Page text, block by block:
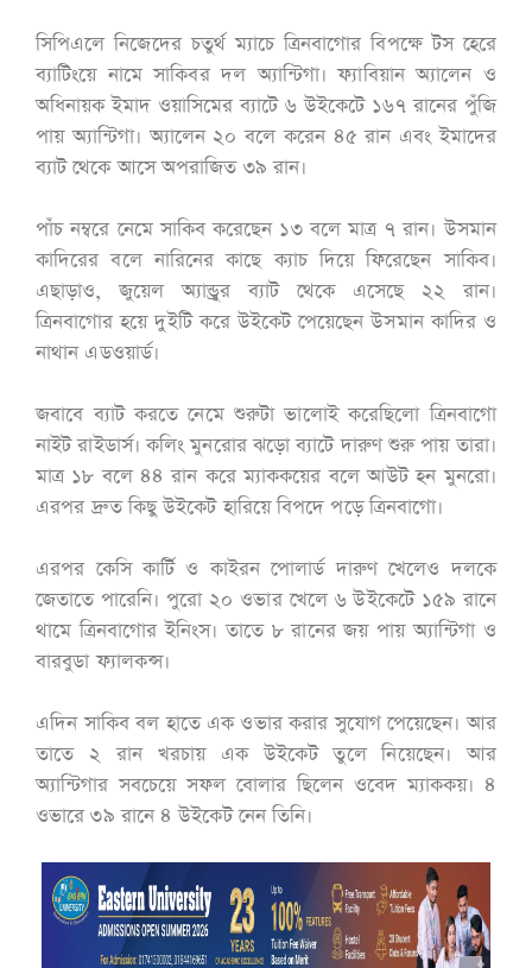
সিপিএলে নিজেদের চতুর্থ ম্যাচে ত্রিনবাগোর বিপক্ষে টস হেরে
ব্যাটিংয়ে নামে সাকিবর দল অ্যান্টিগা। ফ্যাবিয়ান অ্যালেন ও
অধিনায়ক ইমাদ ওয়াসিমের ব্যাটে ৬ উইকেটে ১৬৭ রানের পুঁজি
পায় অ্যান্টিগা। অ্যালেন ২০ বলে করেন ৪৫ রান এবং ইমাদের
ব্যাট থেকে আসে অপরাজিত ৩৯ রান।
পাঁচ নম্বরে নেমে সাকিব করেছেন ১৩ বলে মাত্র ৭ রান। উসমান
কাদিরের বলে নারিনের কাছে ক্যাচ দিয়ে ফিরেছেন সাকিব।
এছাড়াও, জুয়েল অ্যান্ড্রুর ব্যাট থেকে এসেছে ২২ রান।
ত্রিনবাগোর হয়ে দুইটি করে উইকেট পেয়েছেন উসমান কাদির ও
নাথান এডওয়ার্ড।
জবাবে ব্যাট করতে নেমে শুরুটা ভালোই করেছিলো ত্রিনবাগো
নাইট রাইডার্স। কলিং মুনরোর ঝড়ো ব্যাটে দারুণ শুরু পায় তারা।
মাত্র ১৮ বলে ৪৪ রান করে ম্যাককয়ের বলে আউট হন মুনরো।
এরপর দ্রুত কিছু উইকেট হারিয়ে বিপদে পড়ে ত্রিনবাগো।
এরপর কেসি কার্টি ও কাইরন পোলার্ড দারুণ খেলেও দলকে
জেতাতে পারেনি। পুরো ২০ ওভার খেলে ৬ উইকেটে ১৫৯ রানে
থামে ত্রিনবাগোর ইনিংস। তাতে ৮ রানের জয় পায় অ্যান্টিগা ও
বারবুডা ফ্যালকন্স।
এদিন সাকিব বল হাতে এক ওভার করার সুযোগ পেয়েছেন। আর
তাতে ২ রান খরচায় এক উইকেট তুলে নিয়েছেন। আর
অ্যান্টিগার সবচেয়ে সফল বোলার ছিলেন ওবেদ ম্যাককয়। ৪
ওভারে ৩৯ রানে ৪ উইকেট নেন তিনি।